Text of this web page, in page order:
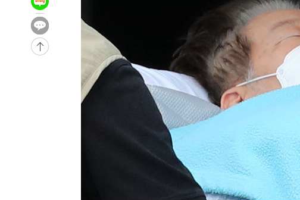
1분 전 >[속보] 뉴욕증시, 일제 하락 마감…나스닥 0.06%↓
-32284초 전 >
[속보]규제합리화위원회 부위원장에 김태유 서울대 공대 교수…이
병태 후임
-28642초 전 >
[속보]국힘 윤리위, '돌려차기 발언' 진종오·서범수 징계 절차 개시
-23967초 전 >
[속보] 7월 중국 수출 23.9%↑ 수입 27.5%↑…무역총액
[속보]'채상병 순직 책임' 임성근, 항소심도 징역 3년
[속보]종합특검, '관저이전 봐주기 감사' 유병호 구속기소
민주 콩고 에볼라환자 4천명 돌파, 4053명 발생 1850명 사망
[속보]'300억원대 사기 혐의' 차가원 대표 구속 송치
"미 전국적 살모네라 식중독 원인은 멕시코산 할라피뇨"-- CDC
[속보]경찰·노동부, HL만도 평택사업장 끼임 사망 관련 압수수색
[속보]합수본, '투표율 허위 입력' 중앙·서울·경기도 선관위 등 9곳
[속보]원·달러 환율, 오전 9시 1423.8원